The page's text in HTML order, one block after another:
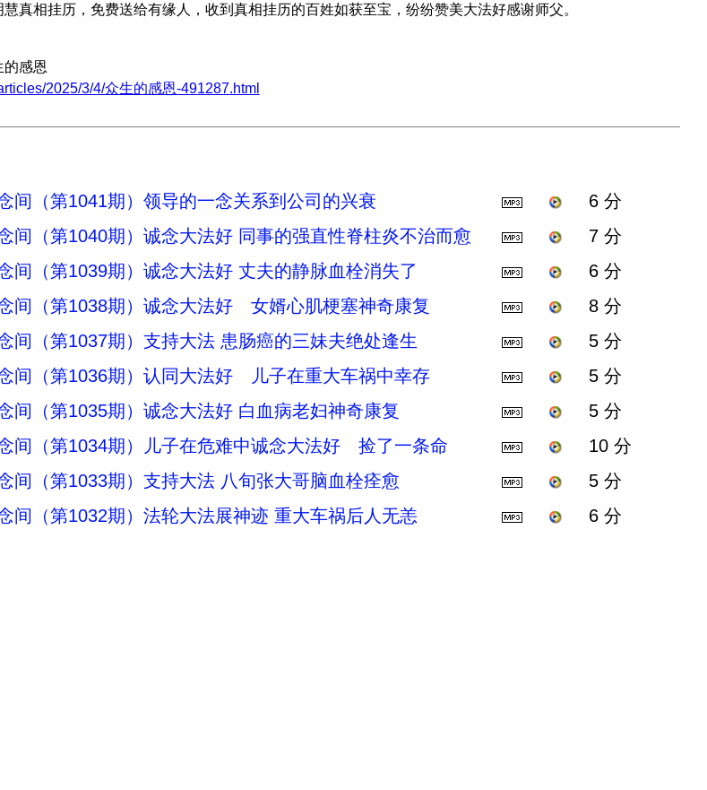
真相挂历，免费送给有缘人，收到真相挂历的百姓如获至宝，纷纷赞美大法好感谢师父。
感恩
2025/3/4/众生的感恩-491287.html
间（第1041期）领导的一念关系到公司的兴衰
6 分
间（第1040期）诚念大法好 同事的强直性脊柱炎不治而愈
7 分
间（第1039期）诚念大法好 丈夫的静脉血栓消失了
6 分
间（第1038期）诚念大法好 女婿心肌梗塞神奇康复
8 分
间（第1037期）支持大法 患肠癌的三妹夫绝处逢生
5 分
间（第1036期）认同大法好 儿子在重大车祸中幸存
5 分
间（第1035期）诚念大法好 白血病老妇神奇康复
5 分
间（第1034期）儿子在危难中诚念大法好 捡了一条命
10 分
间（第1033期）支持大法 八旬张大哥脑血栓痊愈
5 分
间（第1032期）法轮大法展神迹 重大车祸后人无恙
6 分